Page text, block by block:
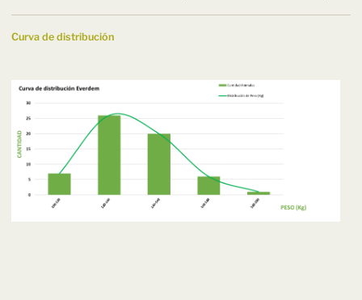
Curva de distribución